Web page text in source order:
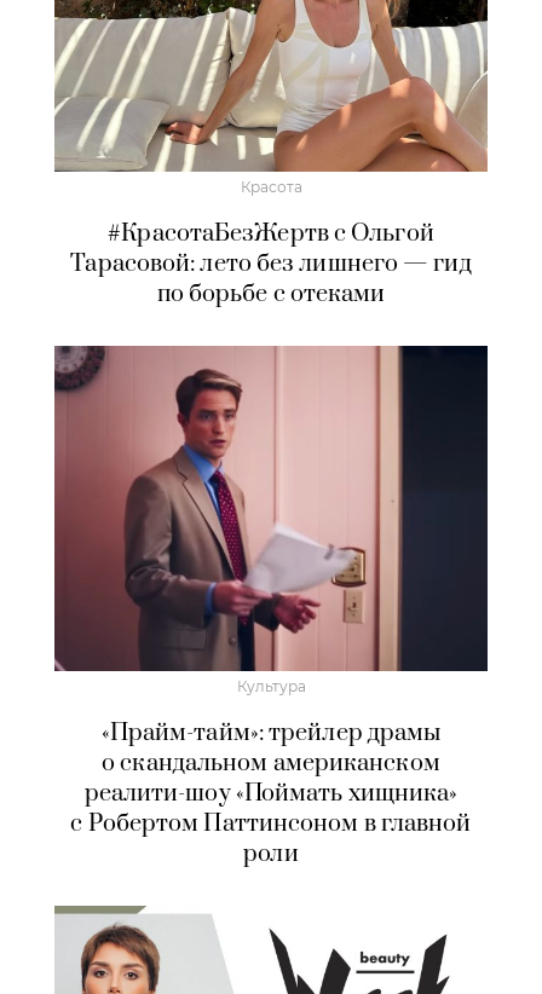
Красота
#КрасотаБезЖертв с Ольгой
Тарасовой: лето без лишнего — гид
по борьбе с отеками
Культура
«Прайм-тайм»: трейлер драмы
о скандальном американском
реалити-шоу «Поймать хищника»
с Робертом Паттинсоном в главной
роли